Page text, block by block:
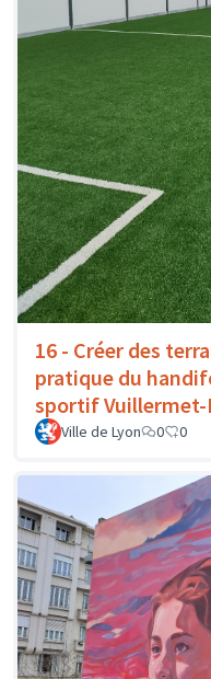
16 - Créer des
pratique du
sportif Vuillermet-
Ville de Lyon 0 0